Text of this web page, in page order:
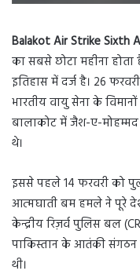
Balakot Air Strike Sixth
का सबसे छोटा महीना
इतिहास में दर्ज है। 26
भारतीय वायु सेना के
बालाकोट में जैश-ए-
थे।
इससे पहले 14 फरवरी को
आत्मघाती बम हमले ने पूरे
केन्द्रीय रिज़र्व पुलिस बल
पाकिस्तान के आतंकी संगठन
थी।